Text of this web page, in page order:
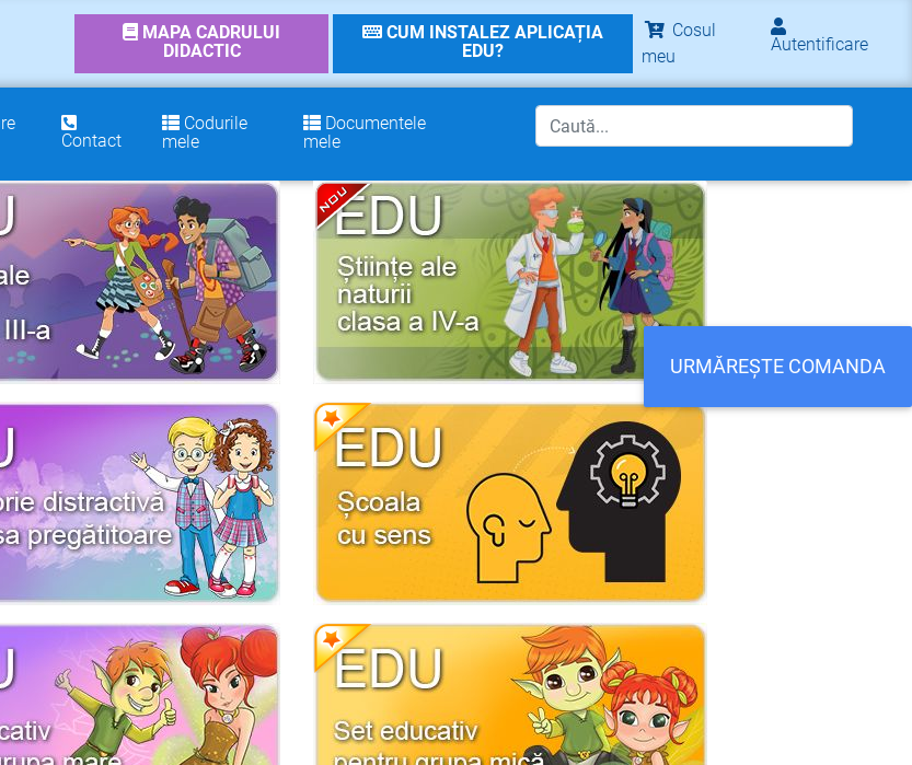
MAPA CADRULUI
DIDACTIC
CUM INSTALEZ APLICAȚIA
EDU?
Cosul
meu
Autentificare
Contact
Codurile
mele
Documentele
mele
URMĂREȘTE COMANDA